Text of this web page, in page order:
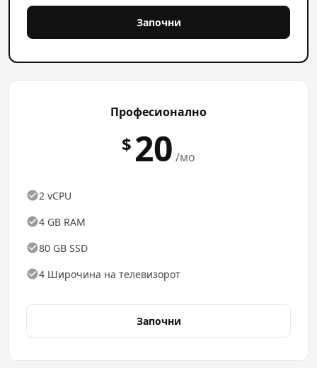
Започни
Професионално
$ 20 /мо
2 vCPU
4 GB RAM
80 GB SSD
4 Широчина на телевизорот
Започни